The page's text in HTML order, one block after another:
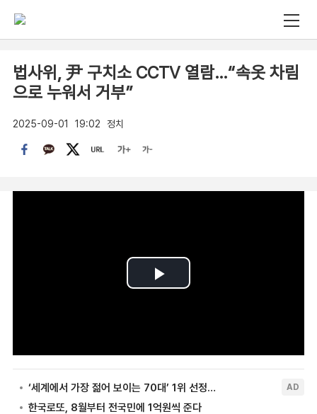
법사위, 尹 구치소 CCTV 열람…“속옷 차림
으로 누워서 거부”
2025-09-01 19:02 정치